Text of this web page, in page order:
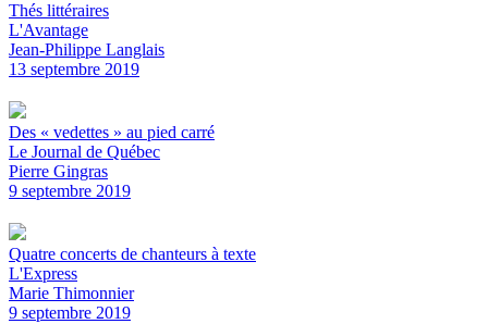
Thés littéraires
L'Avantage
Jean-Philippe Langlais
13 septembre 2019
Des « vedettes » au pied carré
Le Journal de Québec
Pierre Gingras
9 septembre 2019
Quatre concerts de chanteurs à texte
L'Express
Marie Thimonnier
9 septembre 2019